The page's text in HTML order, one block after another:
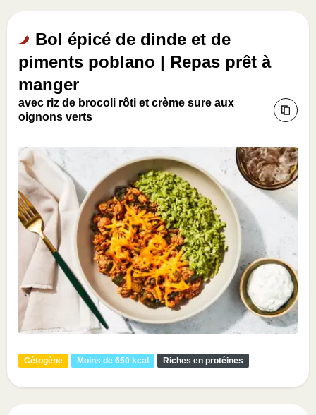
Bol épicé de dinde et de
piments poblano | Repas prêt à
manger
avec riz de brocoli rôti et crème sure aux
oignons verts
Cétogène Moins de 650 kcal Riches en protéines